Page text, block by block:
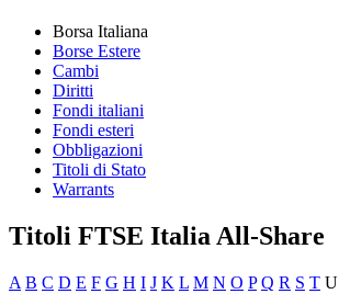
Borsa Italiana
Borse Estere
Cambi
Diritti
Fondi italiani
Fondi esteri
Obbligazioni
Titoli di Stato
Warrants
Titoli FTSE Italia All-Share
A B C D E F G H I J K L M N O P Q R S T U